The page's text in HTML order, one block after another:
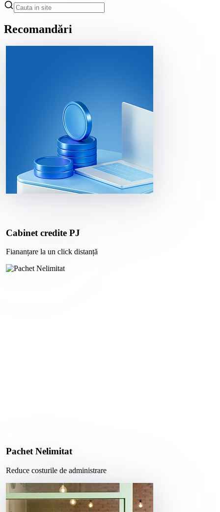
Recomandări
Cabinet credite PJ
Fiananțare la un click distanță
Pachet Nelimitat
Reduce costurile de administrare